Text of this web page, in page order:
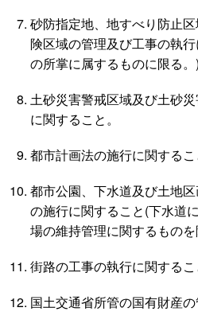
砂防指定地、地すべり防止
険区域の管理及び工事の執
の所掌に属するものに限る。)
土砂災害警戒区域及び土砂
に関すること。
都市計画法の施行に関するこ
都市公園、下水道及び土地
の施行に関すること(下水道
場の維持管理に関するものを
街路の工事の執行に関するこ
国土交通省所管の国有財産の